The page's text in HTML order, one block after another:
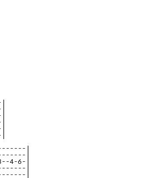
|
|
6-|
|
|